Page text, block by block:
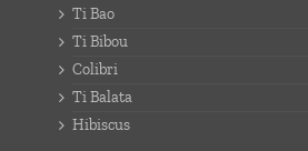
Ti Bao
Ti Bibou
Colibri
Ti Balata
Hibiscus